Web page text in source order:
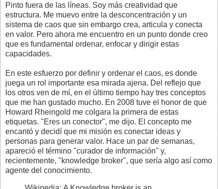
Pinto fuera de las líneas. Soy más creatividad que
estructura. Me muevo entre la desconcentración y un
sistema de caos que sin embargo crea, articula y conecta
en valor. Pero ahora me encuentro en un punto donde creo
que es fundamental ordenar, enfocar y dirigir estas
capacidades.
En este esfuerzo por definir y ordenar el caos, es donde
juega un rol importante esa mirada ajena. Del reflejo que
los otros ven de mí, en el último tiempo hay tres conceptos
que me han gustado mucho. En 2008 tuve el honor de que
Howard Rheingold me colgara la primera de estas
etiquetas. "Eres un conector", me dijo. El concepto me
encantó y decidí que mi misión es conectar ideas y
personas para generar valor. Hace un par de semanas,
apareció el término "curador de información" y,
recientemente, "knowledge broker", que sería algo así como
agente del conocimiento.